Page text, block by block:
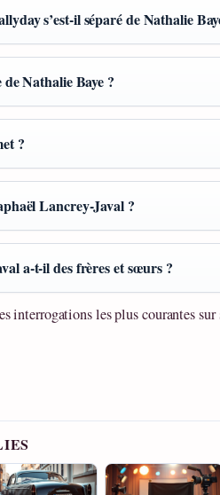
s’est-il séparé de Nathalie
Nathalie Baye ?
?
Lancrey-Javal ?
a-t-il des frères et sœurs ?
interrogations les plus courantes sur